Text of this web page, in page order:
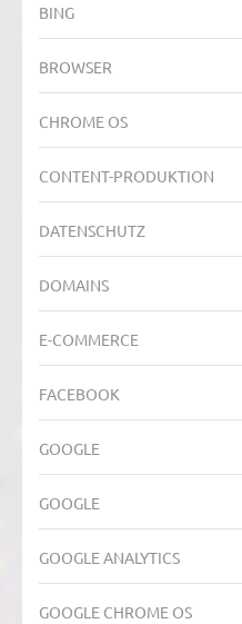
BING
BROWSER
CHROME OS
CONTENT-PRODUKTION
DATENSCHUTZ
DOMAINS
E-COMMERCE
FACEBOOK
GOOGLE
GOOGLE
GOOGLE ANALYTICS
GOOGLE CHROME OS